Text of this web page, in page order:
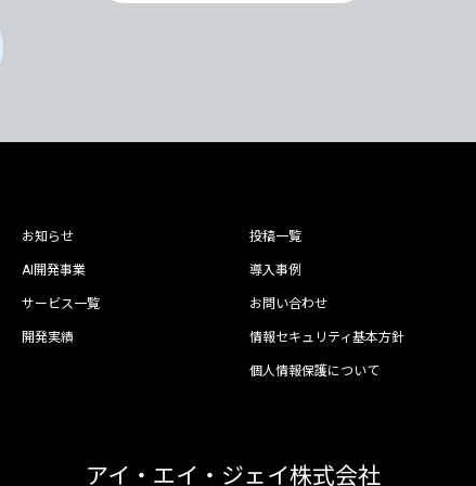
お知らせ
AI開発事業
サービス一覧
開発実績
投稿一覧
導入事例
お問い合わせ
情報セキュリティ基本方針
個人情報保護について
アイ・エイ・ジェイ株式会社